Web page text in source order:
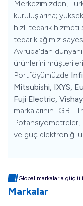
Merkezimizden,
kuruluşlarına;
hızlı tedarik
tedarik ağımız
Avrupa'dan
ürünlerini
Portföyümüzde
Mitsubishi, IXYS,
Fuji Electric,
markalarının IGBT
Potansiyometreler,
ve güç elektroniği
Global markalarla güçlü
Markalar